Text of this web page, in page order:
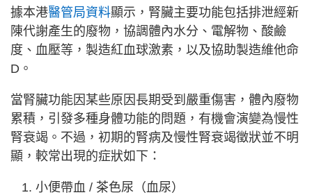
據本港醫管局資料顯示，腎臟主要功能包括排泄經新
陳代謝產生的廢物，協調體內水分、電解物、酸鹼
度、血壓等，製造紅血球激素，以及協助製造維他命
D。
當腎臟功能因某些原因長期受到嚴重傷害，體內廢物
累積，引發多種身體功能的問題，有機會演變為慢性
腎衰竭。不過，初期的腎病及慢性腎衰竭徵狀並不明
顯，較常出現的症狀如下：
小便帶血 / 茶色尿（血尿）